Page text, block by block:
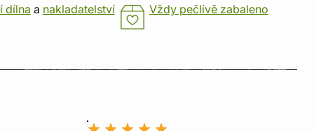
dílna a nakladatelství Vždy pečlivě zabaleno